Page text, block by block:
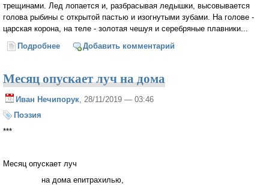
трещинами. Лед лопается и, разбрасывая ледышки, высовывается
голова рыбины с открытой пастью и изогнутыми зубами. На голове -
царская корона, на теле - золотая чешуя и серебряные плавники...
Подробнее о По щучьему веленью, по западному соизволенью
Добавить комментарий
Месяц опускает луч на дома
Иван Нечипорук , 28/11/2019 — 03:46
Поэзия
***
Месяц опускает луч
на дома епитрахилью,